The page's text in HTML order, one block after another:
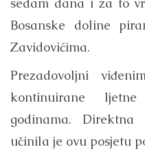
Bosanske doline
Zavidovićima.
Prezadovoljni
kontinuirane
godinama. Direktna
učinila je ovu posjetu